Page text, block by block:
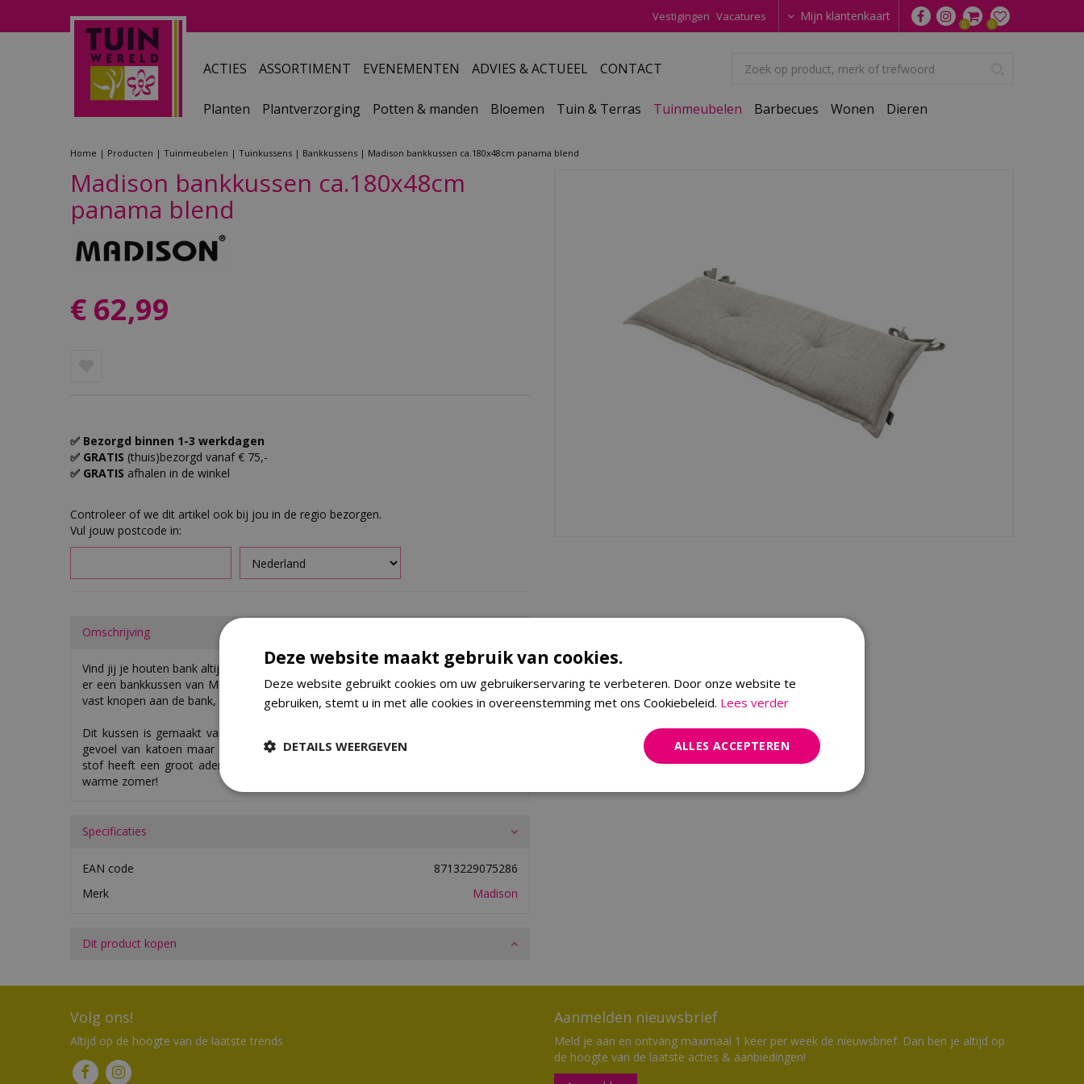
Home Producten Tuinmeubelen Tuinkussens Bankkussens Madison bankkussen ca.180x48cm panama blend
Vestigingen Vacatures Mijn klantenkaart
ACTIES ASSORTIMENT EVENEMENTEN ADVIES & ACTUEEL CONTACT
Planten Plantverzorging Potten & manden Bloemen Tuin & Terras Tuinmeubelen Barbecues Wonen Dieren
Madison bankkussen ca.180x48cm
panama blend
€ 62,99
✅ Bezorgd binnen 1-3 werkdagen
✅ GRATIS (thuis)bezorgd vanaf € 75,-
✅ GRATIS afhalen in de winkel
Controleer of we dit artikel ook bij jou in de regio bezorgen.
Vul jouw postcode in:
Omschrijving
Vind jij je houten bank altijd te hard zitten? Dit kun je heel eenvoudig oplossen door
er een bankkussen van Madison op te leggen. Dankzij de lusjes kun je het kussen
vast knopen aan de bank, zo blijft het kussen goed op de plek liggen.
Dit kussen is gemaakt van 50% katoen, 45% polyester en 5% fiber, dit geeft het
gevoel van katoen maar is veel sterker dankzij de toevoeging van polyester. De
stof heeft een groot ademend vermogen en is warmtewerend, perfect voor een
warme zomer!
Specificaties
EAN code
8713229075286
Merk
Madison
Dit product kopen
Volg ons!
Altijd op de hoogte van de laatste trends
Aanmelden nieuwsbrief
Meld je aan en ontvang maximaal 1 keer per week de nieuwsbrief. Dan ben je altijd op
de hoogte van de laatste acties & aanbiedingen!
Deze website maakt gebruik van cookies.
Deze website gebruikt cookies om uw gebruikerservaring te verbeteren. Door onze website te
gebruiken, stemt u in met alle cookies in overeenstemming met ons Cookiebeleid. Lees verder
ALLES ACCEPTEREN
DETAILS WEERGEVEN